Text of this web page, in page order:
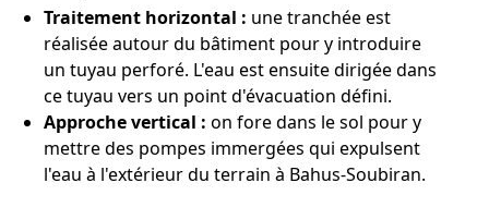
Traitement horizontal : une tranchée est
réalisée autour du bâtiment pour y introduire
un tuyau perforé. L'eau est ensuite dirigée dans
ce tuyau vers un point d'évacuation défini.
Approche vertical : on fore dans le sol pour y
mettre des pompes immergées qui expulsent
l'eau à l'extérieur du terrain à Bahus-Soubiran.